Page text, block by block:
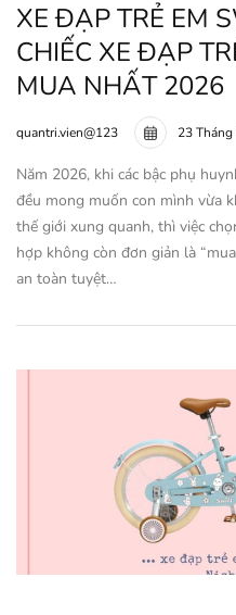
XE ĐẠP TRẺ EM
CHIẾC XE ĐẠP
MUA NHẤT 2026
quantri.vien@123 23
Năm 2026, khi các bậc phụ
đều mong muốn con mình vừa
thế giới xung quanh, thì việc
hợp không còn đơn giản là
an toàn tuyệt…